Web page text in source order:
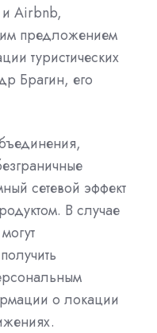
Airbnb,
предложением
туристических
Брагин, его
сетевой эффект
В случае
о локации